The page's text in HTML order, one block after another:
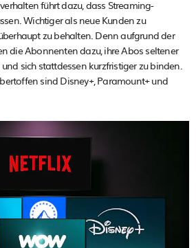
führt dazu, dass Streaming-
Wichtiger als neue Kunden zu
zu behalten. Denn aufgrund der
die Abonnenten dazu, ihre Abos seltener
sich stattdessen kurzfristiger zu binden.
sind Disney+, Paramount+ und